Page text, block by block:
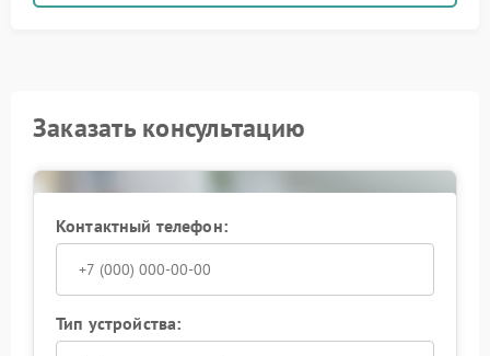
Заказать консультацию
Контактный телефон:
Тип устройства: